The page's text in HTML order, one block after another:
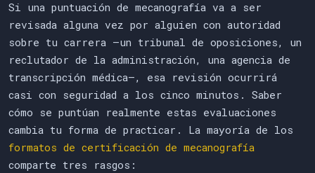
Si una puntuación de mecanografía va a ser
revisada alguna vez por alguien con autoridad
sobre tu carrera —un tribunal de oposiciones, un
reclutador de la administración, una agencia de
transcripción médica—, esa revisión ocurrirá
casi con seguridad a los cinco minutos. Saber
cómo se puntúan realmente estas evaluaciones
cambia tu forma de practicar. La mayoría de los
formatos de certificación de mecanografía
comparte tres rasgos: